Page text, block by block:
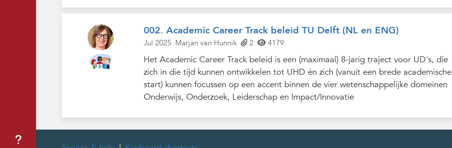
002. Academic Career Track beleid TU Delft (NL en ENG)
Jul 2025 Marjan van Hunnik 2 4179
Het Academic Career Track beleid is een (maximaal) 8-jarig traject voor UD's, die
zich in die tijd kunnen ontwikkelen tot UHD én zich (vanuit een brede academische
start) kunnen focussen op een accent binnen de vier wetenschappelijke domeinen
Onderwijs, Onderzoek, Leiderschap en Impact/Innovatie